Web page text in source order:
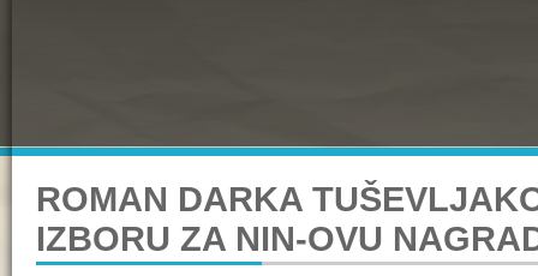
ROMAN DARKA
IZBORU ZA NIN-OVU